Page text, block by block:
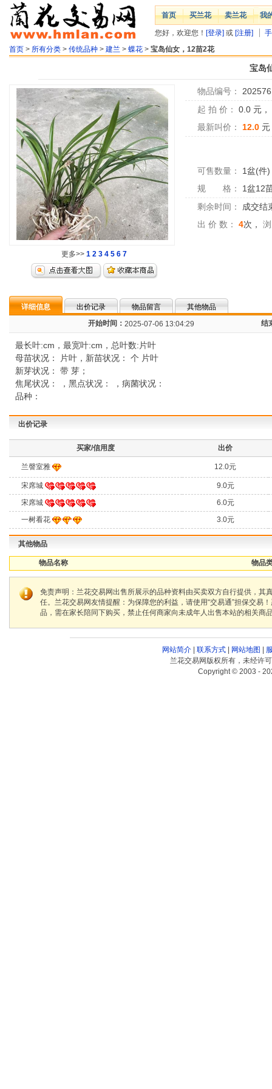
首页 买兰花 卖兰花 我
您好，欢迎您！ [登录] 或 [注册]
首页 > 所有分类 > 传统品种 > 建兰 > 蝶花 > 宝岛仙女，12苗2花
宝岛
更多>> 1 2 3 4 5 6 7
物品编号：
起 拍 价：
0.0 元，
最新叫价：
12.0 元
可售数量： 1盆(件)
规 格：
1盆12
剩余时间：
成交结
出 价 数：
4次，
详细信息 出价记录 物品留言
其他物品
开始时间： 2025-07-06 13:04:29 结
最长叶:cm，最宽叶:cm，总叶数:片叶
母苗状况： 片叶，新苗状况： 个 片叶
新芽状况： 带 芽；
焦尾状况： ，黑点状况： ，病菌状况：
品种：
出价记录
买家/信用度 出价
兰謦室雅 12.0元
宋席城
9.0元
宋席城
6.0元
一树看花
3.0元
其他物品
物品名称 物品
免责声明：兰花交易网出售所展示的品种资料由买卖双方自行提供，
任。兰花交易网友情提醒：为保障您的利益，请使用“交易通”担保交
品，需在家长陪同下购买，禁止任何商家向未成年人出售本站的相关商
网站简介| 联系方式| 网站地图
兰花交易网版权所有，未经许
Copyright © 2003 -